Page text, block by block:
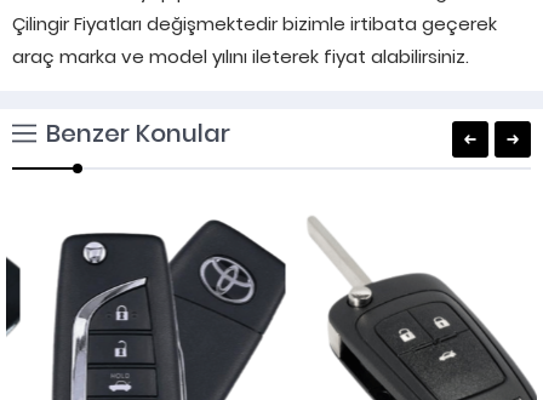
Çilingir Fiyatları değişmektedir bizimle irtibata geçerek
araç marka ve model yılını ileterek fiyat alabilirsiniz.
Benzer Konular